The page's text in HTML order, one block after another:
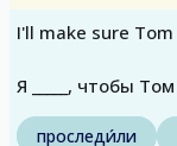
I'll make sure
Я _____, чтобы
проследи́ли